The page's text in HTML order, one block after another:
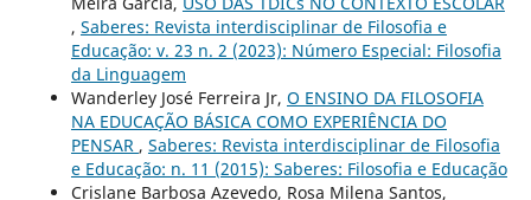
, Saberes: Revista interdisciplinar de Filosofia e
Educação: v. 23 n. 2 (2023): Número Especial: Filosofia
da Linguagem
Wanderley José Ferreira Jr, O ENSINO DA FILOSOFIA
NA EDUCAÇÃO BÁSICA COMO EXPERIÊNCIA DO
PENSAR , Saberes: Revista interdisciplinar de Filosofia
e Educação: n. 11 (2015): Saberes: Filosofia e Educação
Crislane Barbosa Azevedo, Rosa Milena Santos,